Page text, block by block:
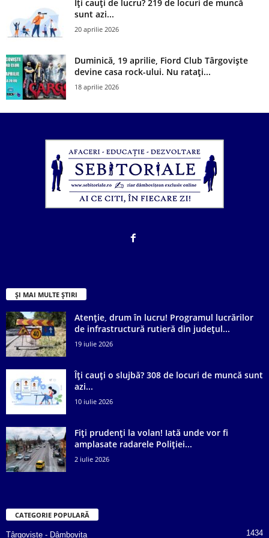
Îți cauți de lucru? 219 de locuri de muncă
sunt azi...
20 aprilie 2026
Duminică, 19 aprilie, Fiord Club Târgoviște
devine casa rock-ului. Nu ratați...
18 aprilie 2026
ȘI MAI MULTE ȘTIRI
Atenție, drum în lucru! Programul lucrărilor
de infrastructură rutieră din județul...
19 iulie 2026
Îți cauți o slujbă? 308 de locuri de muncă sunt
azi...
10 iulie 2026
Fiți prudenți la volan! Iată unde vor fi
amplasate radarele Poliției...
2 iulie 2026
CATEGORIE POPULARĂ
Târgoviște - Dâmbovița 1434